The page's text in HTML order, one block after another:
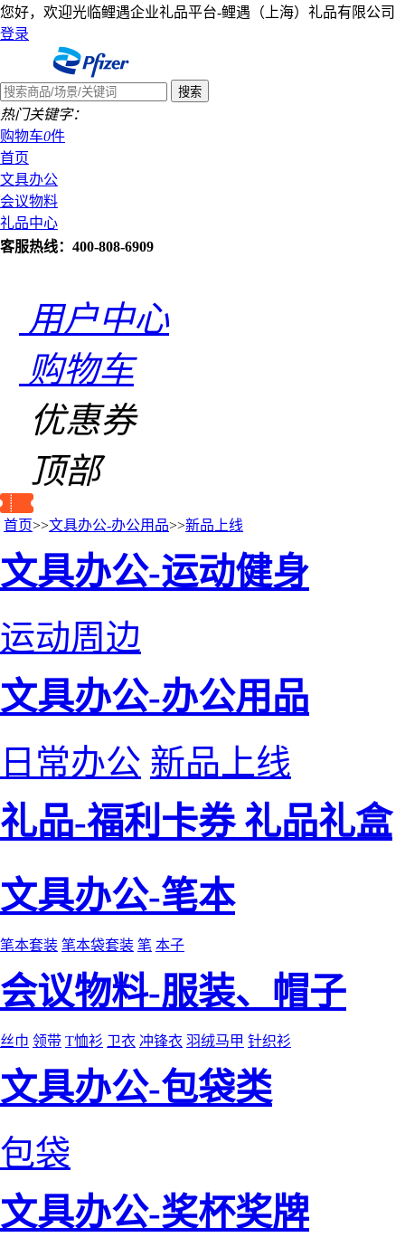
您好，欢迎光临鲤遇企业礼品平台-鲤遇（上海）礼品有限公司
登录
热门关键字：
购物车0件
首页
文具办公
会议物料
礼品中心
客服热线：400-808-6909
用户中心
购物车
优惠券
顶部
首页>>文具办公-办公用品>>新品上线
文具办公-运动健身
运动周边
文具办公-办公用品
日常办公 新品上线
礼品-福利卡券 礼品礼盒
文具办公-笔本
笔本套装 笔本袋套装 笔 本子
会议物料-服装、帽子
丝巾 领带 T恤衫 卫衣 冲锋衣 羽绒马甲 针织衫
文具办公-包袋类
包袋
文具办公-奖杯奖牌